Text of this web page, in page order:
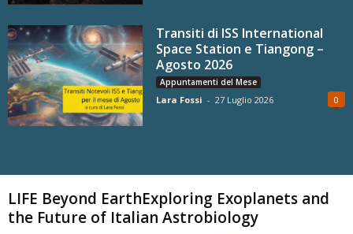
Transiti di ISS International
Space Station e Tiangong –
Agosto 2026
Appuntamenti del Mese
Lara Fossi - 27 Luglio 2026 0
LIFE Beyond EarthExploring Exoplanets and
the Future of Italian Astrobiology